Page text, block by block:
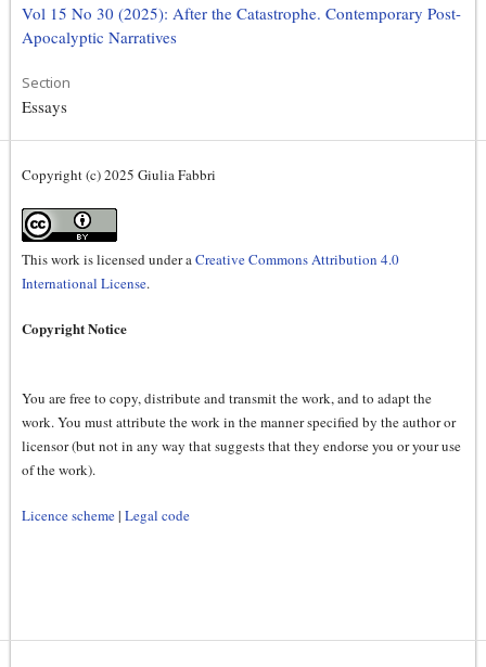
Vol 15 No 30 (2025): After the Catastrophe. Contemporary Post-
Apocalyptic Narratives
Section
Essays
Copyright (c) 2025 Giulia Fabbri
This work is licensed under aCreative Commons Attribution 4.0
International License.
Copyright Notice
You are free to copy, distribute and transmit the work, and to adapt the
work. You must attribute the work in the manner specified by the author or
licensor (but not in any way that suggests that they endorse you or your use
of the work).
Licence scheme| Legal code